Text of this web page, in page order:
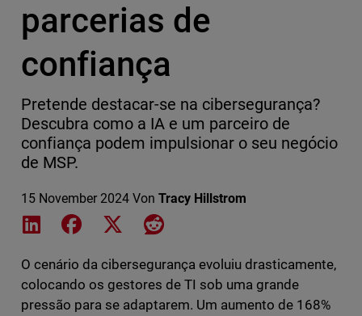
parcerias de
confiança
Pretende destacar-se na cibersegurança?
Descubra como a IA e um parceiro de
confiança podem impulsionar o seu negócio
de MSP.
15 November 2024 Von Tracy Hillstrom
Share on LinkedIn
Share on Facebook
Share on XShare on Reddit
O cenário da cibersegurança evoluiu drasticamente,
colocando os gestores de TI sob uma grande
pressão para se adaptarem. Um aumento de 168%